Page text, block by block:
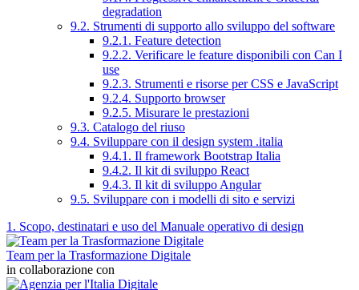
degradation
9.2. Strumenti di supporto allo sviluppo del software
9.2.1. Feature detection
9.2.2. Verificare le feature disponibili con Can I
use
9.2.3. Strumenti e risorse per CSS e JavaScript
9.2.4. Supporto browser
9.2.5. Misurare le prestazioni
9.3. Catalogo del riuso
9.4. Sviluppare con il design system .italia
9.4.1. Il framework Bootstrap Italia
9.4.2. Il kit di sviluppo React
9.4.3. Il kit di sviluppo Angular
9.5. Sviluppare con i modelli di sito e servizi
1. Scopo, destinatari e uso del Manuale operativo di design
Team per la Trasformazione Digitale
in collaborazione con